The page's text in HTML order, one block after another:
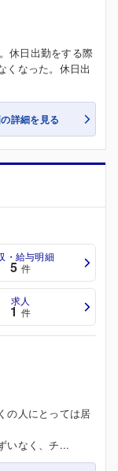
休日出勤をする際
くなった。休日出
詳細を見る
・給与明細
5 件
求人
1 件
の人にとっては居
いなく、チ...